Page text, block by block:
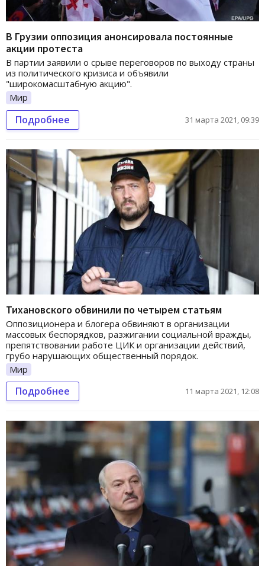
В Грузии оппозиция анонсировала постоянные
акции протеста
В партии заявили о срыве переговоров по выходу страны
из политического кризиса и объявили
"широкомасштабную акцию".
Мир
Подробнее 31 марта 2021, 09:39
Тихановского обвинили по четырем статьям
Оппозиционера и блогера обвиняют в организации
массовых беспорядков, разжигании социальной вражды,
препятствовании работе ЦИК и организации действий,
грубо нарушающих общественный порядок.
Мир
Подробнее 11 марта 2021, 12:08